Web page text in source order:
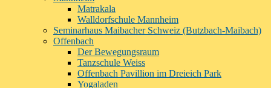
Matrakala
Walldorfschule Mannheim
Seminarhaus Maibacher Schweiz (Butzbach-Maibach)
Offenbach
Der Bewegungsraum
Tanzschule Weiss
Offenbach Pavillion im Dreieich Park
Yogaladen